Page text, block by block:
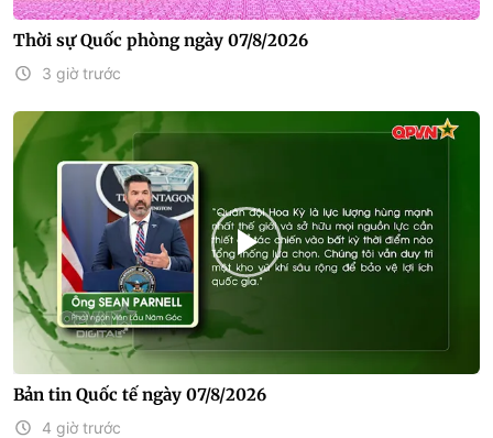
Thời sự Quốc phòng ngày 07/8/2026
3 giờ trước
Bản tin Quốc tế ngày 07/8/2026
4 giờ trước